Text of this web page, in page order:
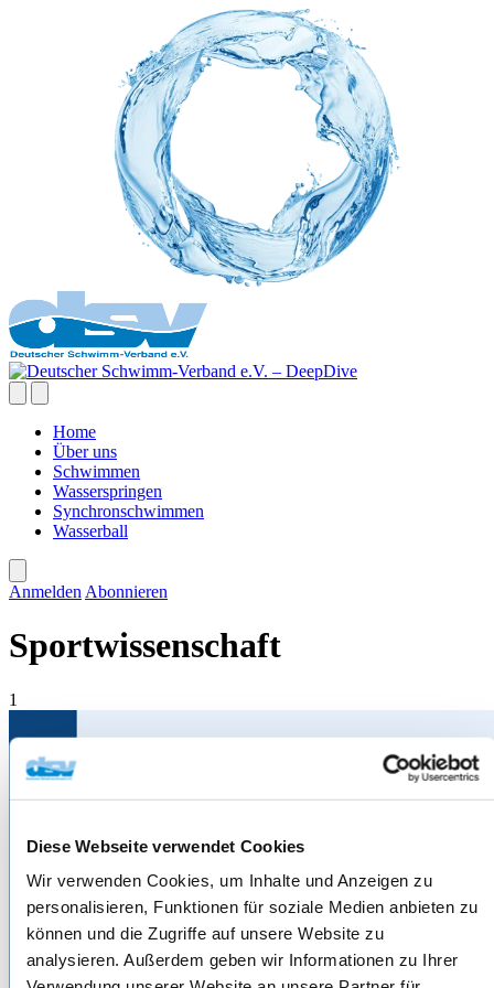
Diese Webseite verwendet Cookies
Wir verwenden Cookies, um Inhalte und Anzeigen zu
personalisieren, Funktionen für soziale Medien anbieten zu
können und die Zugriffe auf unsere Website zu
analysieren. Außerdem geben wir Informationen zu Ihrer
Home
Über uns
Schwimmen
Wasserspringen
Synchronschwimmen
Wasserball
Anmelden Abonnieren
Sportwissenschaft
1